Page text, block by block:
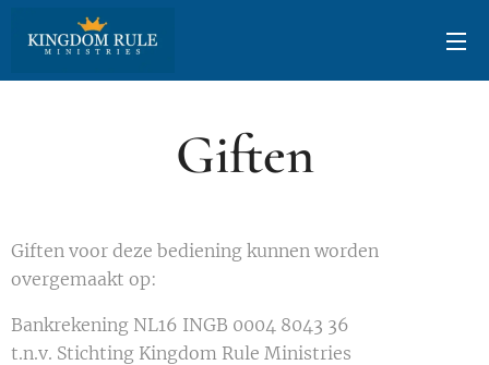
Giften
Giften voor deze bediening kunnen worden
overgemaakt op:
Bankrekening NL16 INGB 0004 8043 36
t.n.v. Stichting Kingdom Rule Ministries